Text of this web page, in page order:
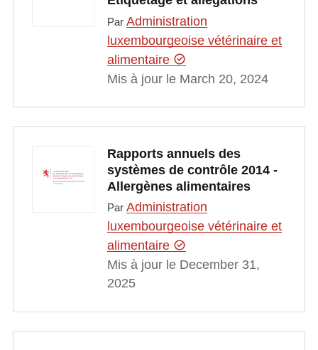
Par Administration
luxembourgeoise vétérinaire et
alimentaire
Mis à jour le March 20, 2024
Rapports annuels des
systèmes de contrôle 2014 -
Allergènes alimentaires
Par Administration
luxembourgeoise vétérinaire et
alimentaire
Mis à jour le December 31,
2025